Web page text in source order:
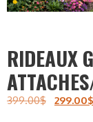
RIDEAUX
399.00$ 299.00$